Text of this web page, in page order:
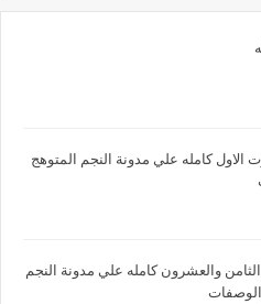
الاول كامله علي مدونة النجم المتوهج
والعشرون كامله علي مدونة النجم